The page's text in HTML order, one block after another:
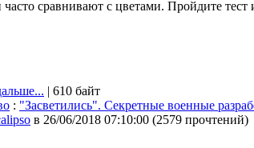
сравнивают с цветами. Пройдите тест
| 610 байт
: "Засветились". Секретные военные
в 26/06/2018 07:10:00 (2579 прочтений)